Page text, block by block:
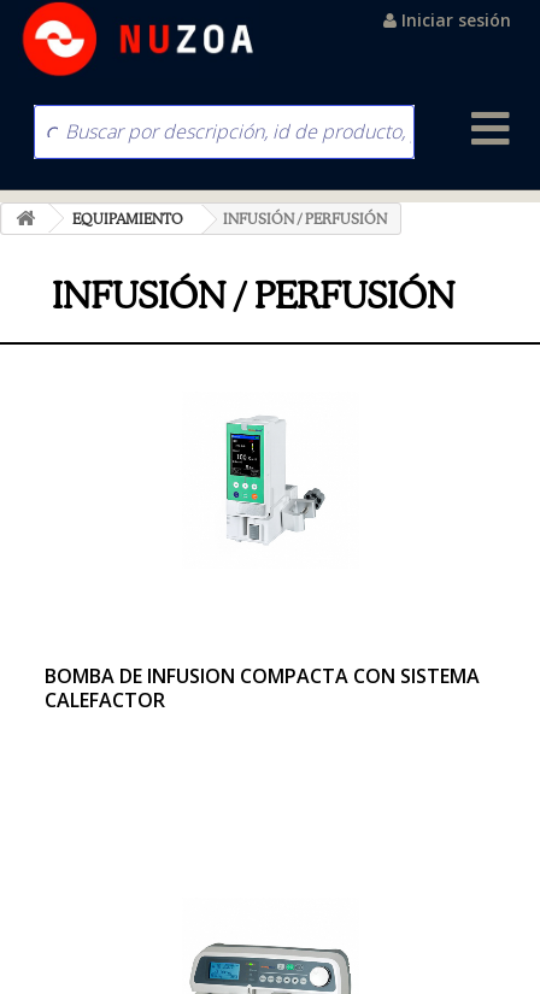
Iniciar sesión
EQUIPAMIENTO INFUSIÓN / PERFUSIÓN
INFUSIÓN / PERFUSIÓN
BOMBA DE INFUSION COMPACTA CON SISTEMA
CALEFACTOR